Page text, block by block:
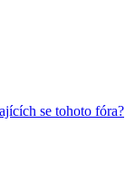
se tohoto fóra?